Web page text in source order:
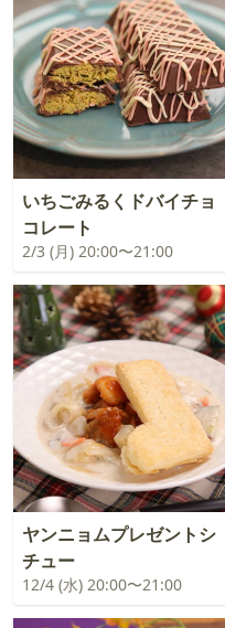
いちごみるくドバイチョ
コレート
2/3 (月) 20:00〜21:00
ヤンニョムプレゼントシ
チュー
12/4 (水) 20:00〜21:00